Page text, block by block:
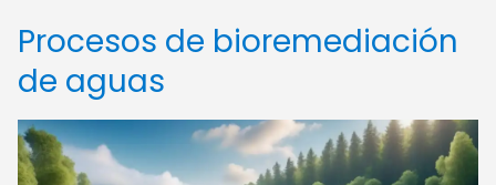
Procesos de bioremediación
de aguas